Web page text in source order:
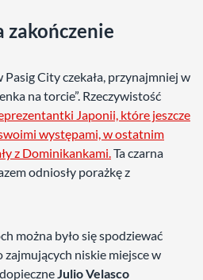
zakończenie
City czekała, przynajmniej w
na torcie”. Rzeczywistość
Japonii, które jeszcze
występami, w ostatnim
z Dominikankami. Ta czarna
odniosły porażkę z
można było się spodziewać
zajmujących niskie miejsce w
Julio Velasco